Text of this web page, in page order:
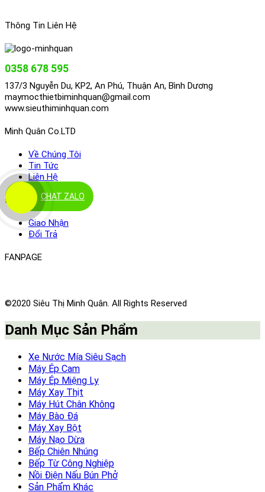
CHAT ZALO
Thông Tin Liên Hệ
0358 678 595
137/3 Nguyễn Du, KP2, An Phú, Thuận An, Bình Dương
maymocthietbiminhquan@gmail.com
www.sieuthiminhquan.com
Minh Quân Co.LTD
Về Chúng Tôi
Tin Tức
Liên Hệ
Điều Khoản
Giao Nhận
Đổi Trả
FANPAGE
©2020 Siêu Thị Minh Quân. All Rights Reserved
Danh Mục Sản Phẩm
Xe Nước Mía Siêu Sạch
Máy Ép Cam
Máy Ép Miệng Ly
Máy Xay Thịt
Máy Hút Chân Không
Máy Bào Đá
Máy Xay Bột
Máy Nạo Dừa
Bếp Chiên Nhúng
Bếp Từ Công Nghiệp
Nồi Điện Nấu Bún Phở
Sản Phẩm Khác